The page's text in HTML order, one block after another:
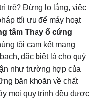
trệ? Đừng lo lắng, việc
tối ưu để máy hoạt
tâm Thay ổ cứng
tôi cam kết mang
đặc biệt là cho quý
như trường hợp của
băn khoăn về chất
mọi quy trình đều được